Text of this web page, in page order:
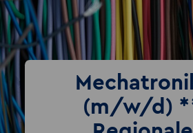
Für unsere größten Fans
Merkzettel 2
(m/w/d)